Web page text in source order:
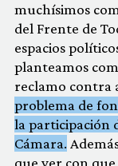
muchísimos
del Frente de
espacios
planteamos
reclamo contra
problema de
la participación
Cámara.
que ver con